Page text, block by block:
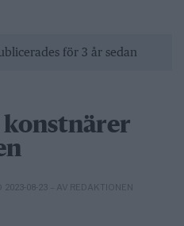
för 3 år sedan
konstnärer
2023-08-23 – AV REDAKTIONEN